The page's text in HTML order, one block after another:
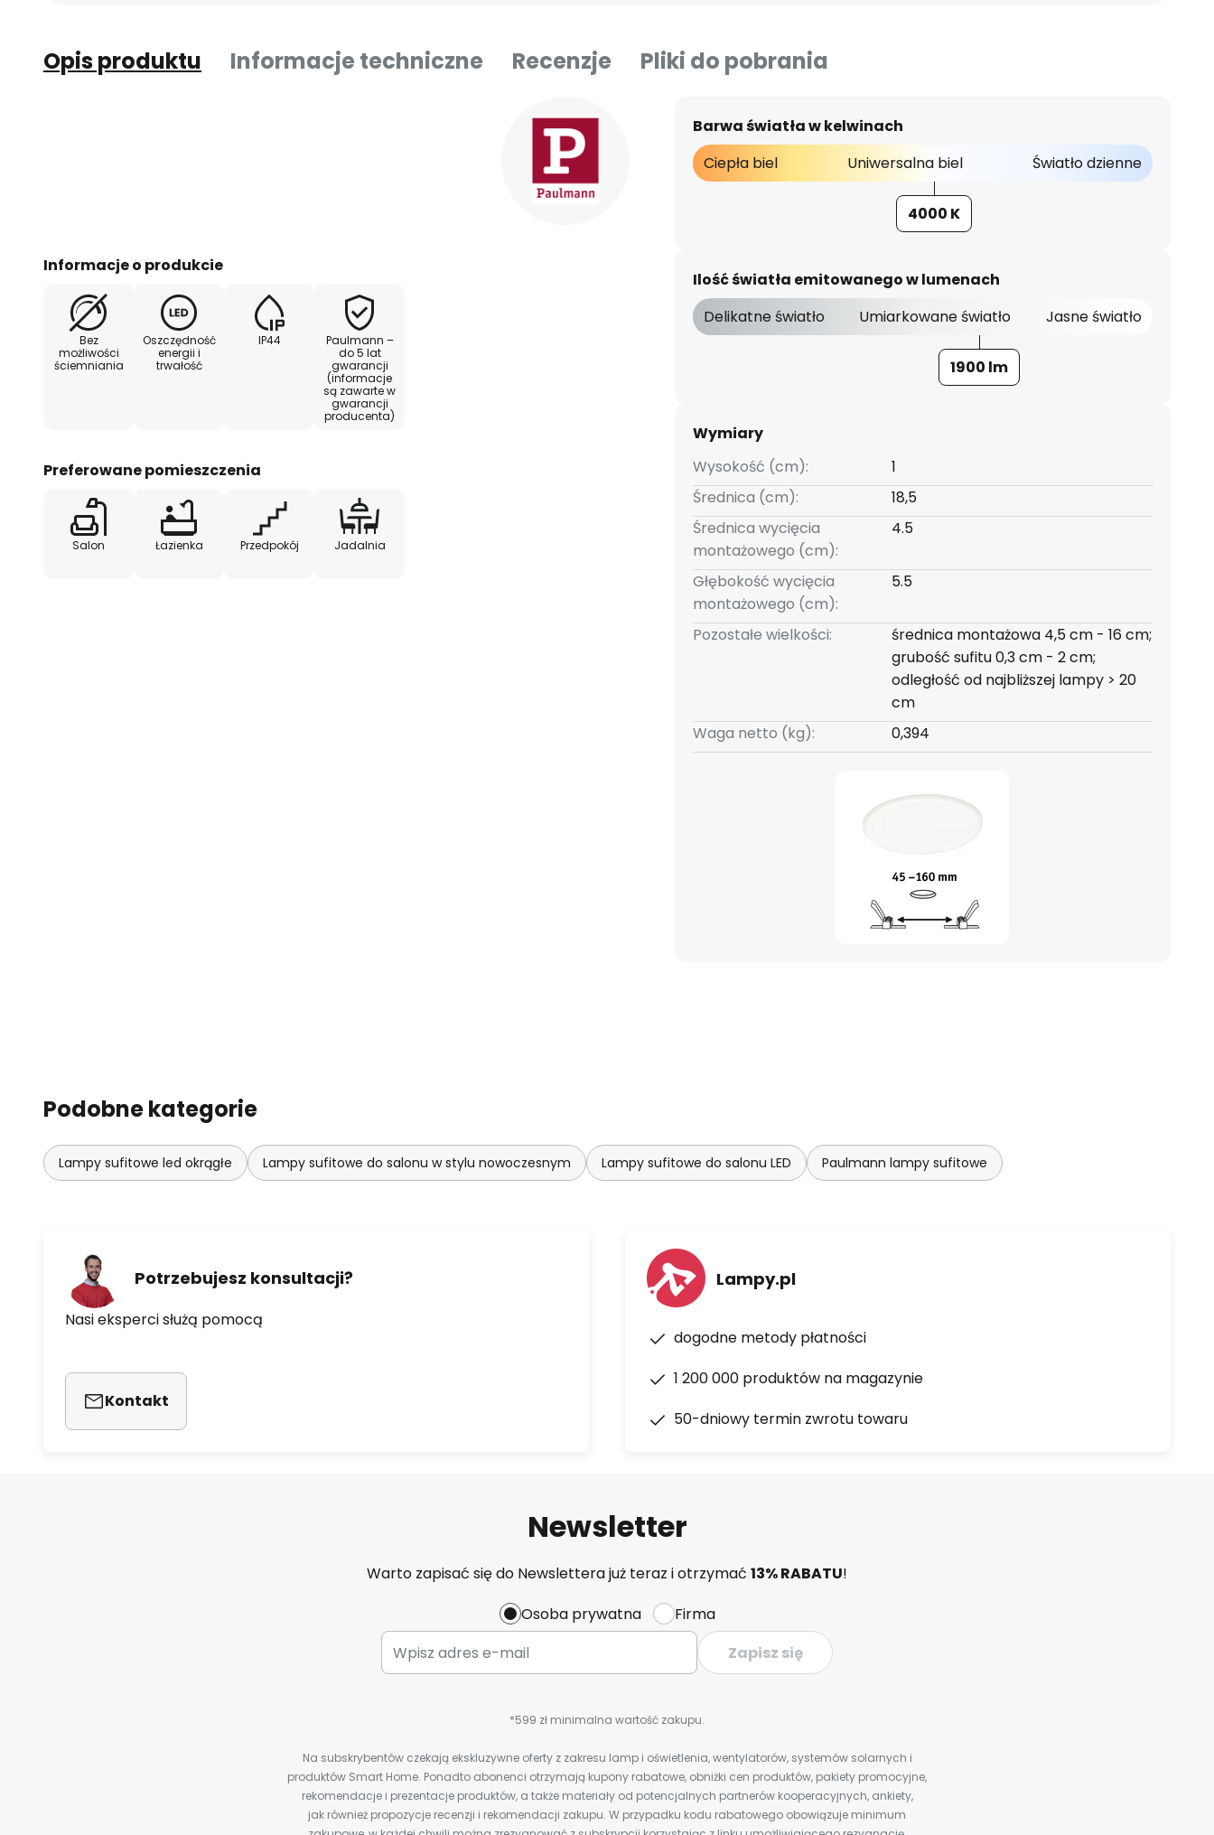
Opis produktu Informacje techniczne Recenzje Pliki do pobrania
Informacje o produkcie
Bez
możliwości
ściemniania
Oszczędność
energii i
trwałość
IP44
Paulmann –
do 5 lat
gwarancji
(informacje
są zawarte w
gwarancji
producenta)
Preferowane pomieszczenia
Salon Łazienka Przedpokój Jadalnia
Barwa światła w kelwinach
Ciepła biel
Uniwersalna biel Światło dzienne
4000 K
Ilość światła emitowanego w lumenach
Delikatne światło
Umiarkowane światło Jasne światło
1900 lm
Wymiary
Wysokość (cm):
1
Średnica (cm):
18,5
Średnica wycięcia
montażowego (cm):
4.5
Głębokość wycięcia
montażowego (cm):
5.5
Pozostałe wielkości:
średnica montażowa 4,5 cm - 16 cm;
grubość sufitu 0,3 cm - 2 cm;
odległość od najbliższej lampy > 20
cm
Waga netto (kg):
0,394
Podobne kategorie
Lampy sufitowe led okrągłe Lampy sufitowe do salonu w stylu nowoczesnym Lampy sufitowe do salonu LED Paulmann lampy sufitowe
Potrzebujesz konsultacji?
Nasi eksperci służą pomocą
Kontakt
Lampy.pl
dogodne metody płatności
1 200 000 produktów na magazynie
50-dniowy termin zwrotu towaru
Newsletter
Warto zapisać się do Newslettera już teraz i otrzymać 13% RABATU!
Osoba prywatna
Firma
Zapisz się
*599 zł minimalna wartość zakupu.
Na subskrybentów czekają ekskluzywne oferty z zakresu lamp i oświetlenia, wentylatorów, systemów solarnych i
produktów Smart Home. Ponadto abonenci otrzymają kupony rabatowe, obniżki cen produktów, pakiety promocyjne,
rekomendacje i prezentacje produktów, a także materiały od potencjalnych partnerów kooperacyjnych, ankiety,
jak również propozycje recenzji i rekomendacji zakupu. W przypadku kodu rabatowego obowiązuje minimum